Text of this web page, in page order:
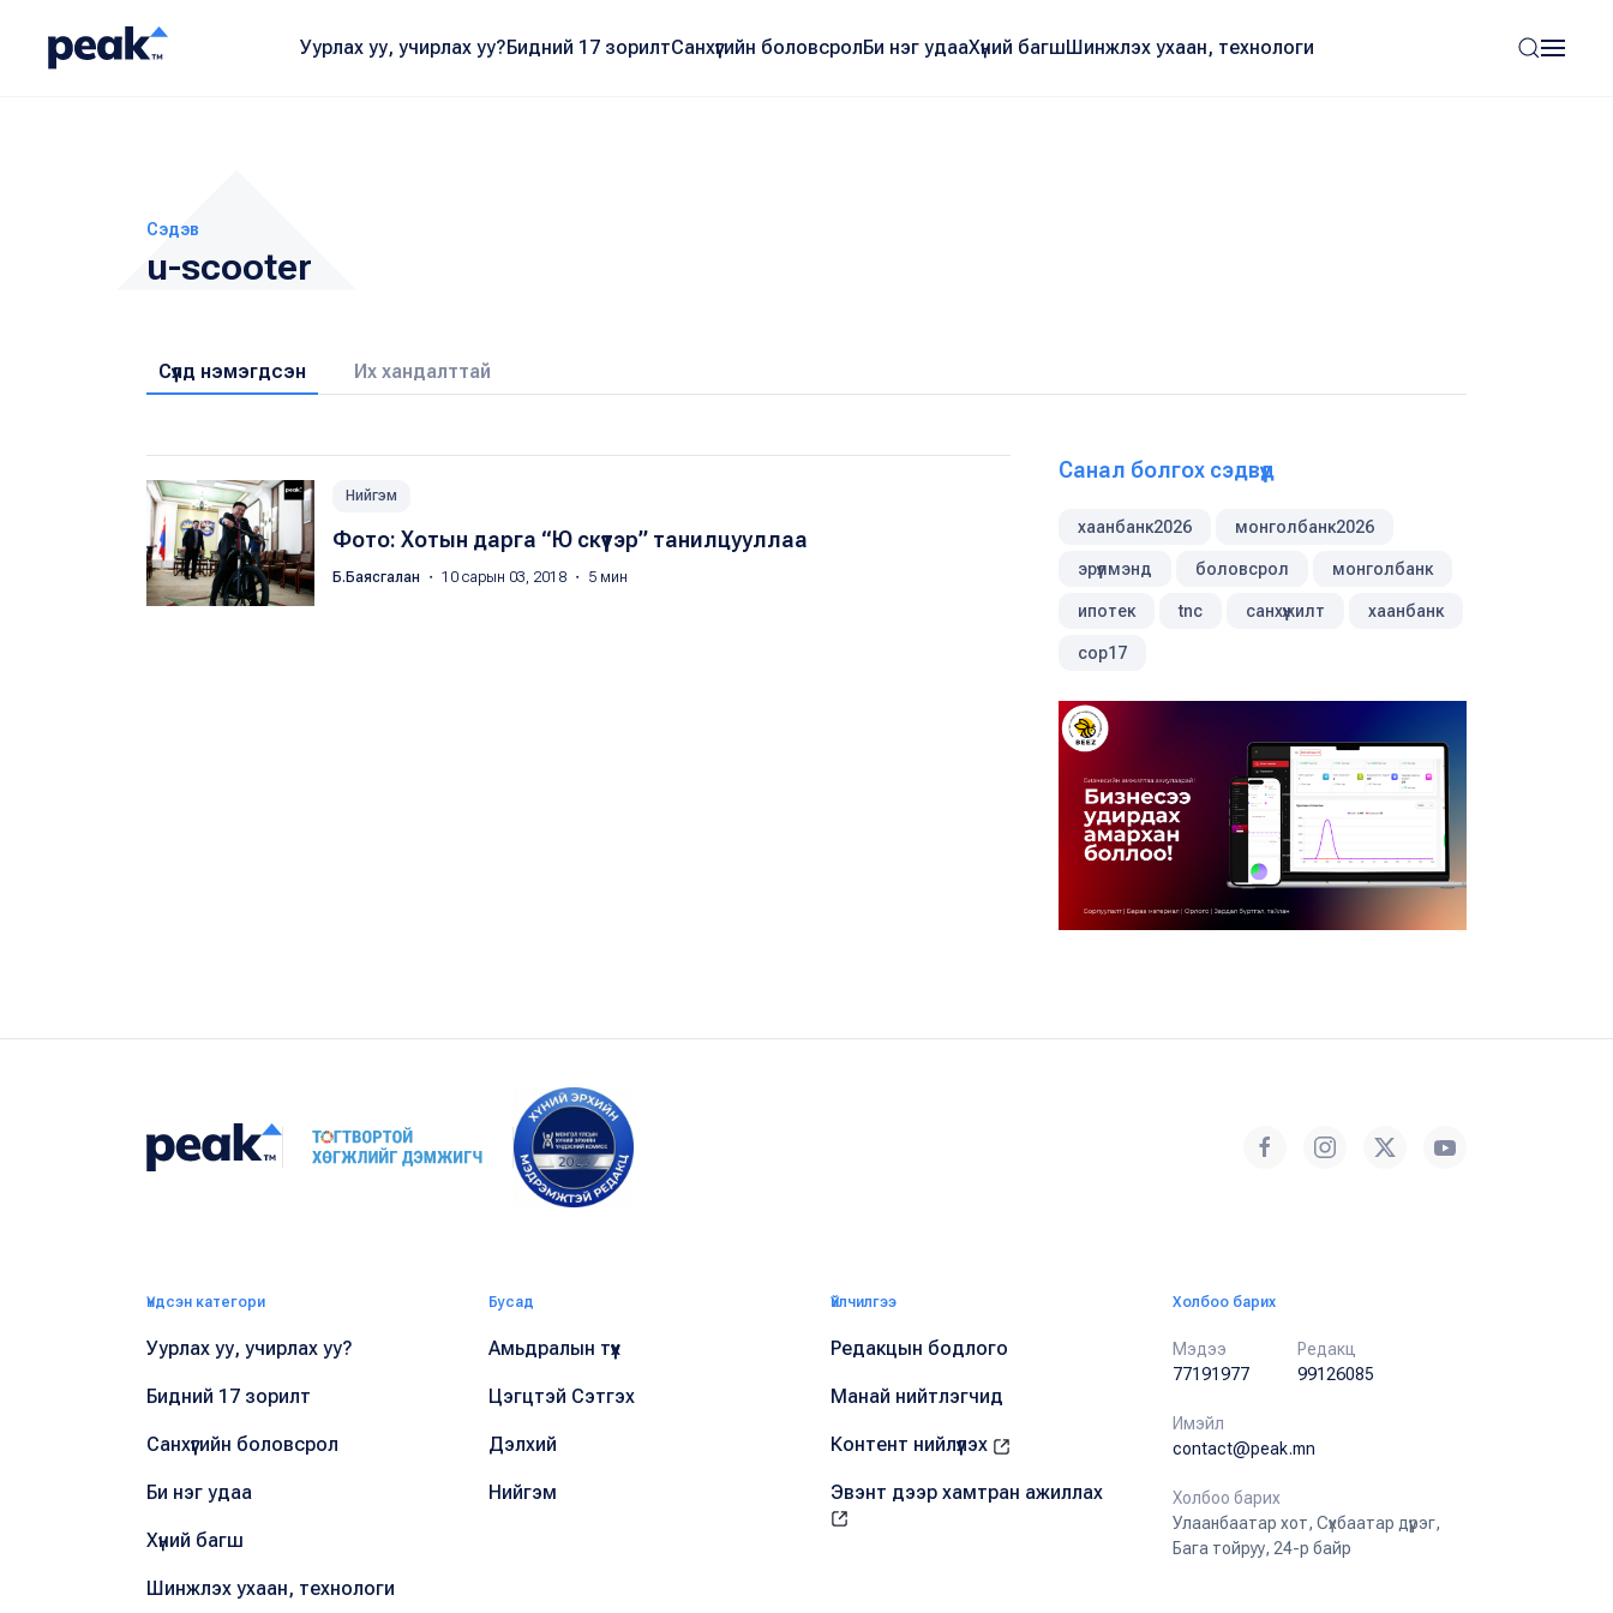
Уурлах уу, учирлах уу?Бидний 17 зорилтСанхүүгийн боловсролБи нэг удааХүний багшШинжлэх ухаан, технологи
Сэдэв
u-scooter
Сүүлд нэмэгдсэн Их хандалттай
Нийгэм
Фото: Хотын дарга “Ю скүүтэр” танилцууллаа
Б.Баясгалан ・ 10 сарын 03, 2018 ・ 5 мин
Санал болгох сэдвүүд
хаанбанк2026 монголбанк2026
эрүүлмэнд боловсрол монголбанк
ипотек tnc санхүүжилт хаанбанк
cop17
Үндсэн категори
Уурлах уу, учирлах уу?
Бидний 17 зорилт
Санхүүгийн боловсрол
Би нэг удаа
Хүний багш
Шинжлэх ухаан, технологи
Бусад
Амьдралын түүх
Цэгцтэй Сэтгэх
Дэлхий
Нийгэм
Үйлчилгээ
Редакцын бодлого
Манай нийтлэгчид
Контент нийлүүлэх
Эвэнт дээр хамтран ажиллах
Холбоо барих
Мэдээ
77191977
Редакц
99126085
Имэйл
contact@peak.mn
Холбоо барих
Улаанбаатар хот, Сүхбаатар дүүрэг,
Бага тойруу, 24-р байр